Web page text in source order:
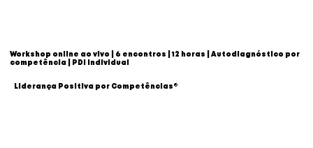
Workshop online ao vivo | 6 encontros | 12 horas | Autodiagnóstico por
competência | PDI individual
Liderança Positiva por Competências®